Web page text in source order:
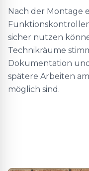
Nach der Montage
sicher nutzen
Technikräume
Dokumentation
spätere Arbeiten
möglich sind.